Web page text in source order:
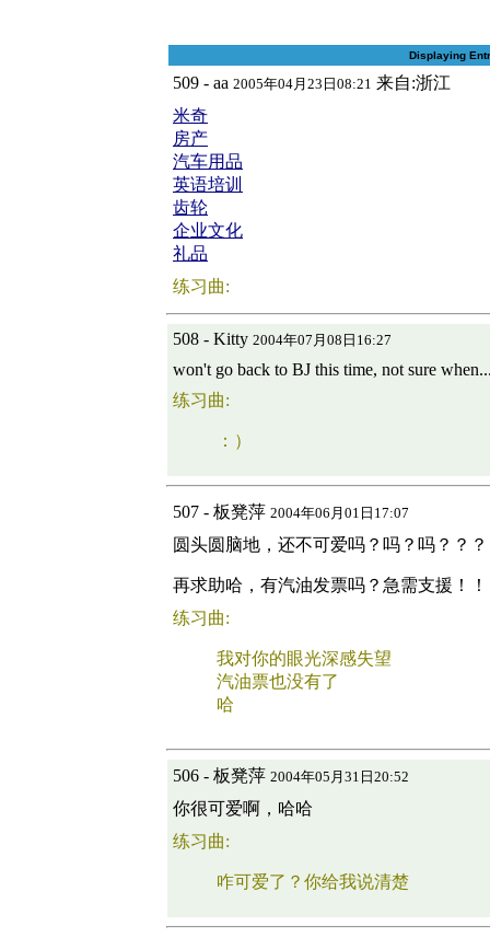
Displaying
509 - aa 2005年04月23日08:21 来自:浙江
米奇
房产
汽车用品
英语培训
齿轮
企业文化
礼品
练习曲:
508 - Kitty 2004年07月08日16:27
won't go back to BJ this time, not sure
练习曲:
：）
507 - 板凳萍 2004年06月01日17:07
圆头圆脑地，还不可爱吗？吗？吗？？
再求助哈，有汽油发票吗？急需支援！！
练习曲:
我对你的眼光深感失望
汽油票也没有了
哈
506 - 板凳萍 2004年05月31日20:52
你很可爱啊，哈哈
练习曲:
咋可爱了？你给我说清楚